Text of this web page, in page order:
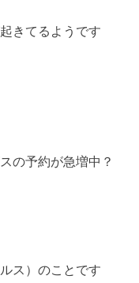
きてるようです
の予約が急増中？
ス）のことです